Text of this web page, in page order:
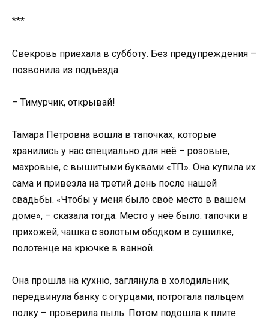
***
Свекровь приехала в субботу. Без предупреждения –
позвонила из подъезда.
– Тимурчик, открывай!
Тамара Петровна вошла в тапочках, которые
хранились у нас специально для неё – розовые,
махровые, с вышитыми буквами «ТП». Она купила их
сама и привезла на третий день после нашей
свадьбы. «Чтобы у меня было своё место в вашем
доме», – сказала тогда. Место у неё было: тапочки в
прихожей, чашка с золотым ободком в сушилке,
полотенце на крючке в ванной.
Она прошла на кухню, заглянула в холодильник,
передвинула банку с огурцами, потрогала пальцем
полку – проверила пыль. Потом подошла к плите.